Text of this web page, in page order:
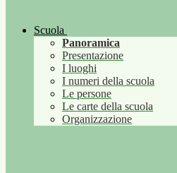
Scuola
Panoramica
Presentazione
I luoghi
I numeri della scuola
Le persone
Le carte della scuola
Organizzazione